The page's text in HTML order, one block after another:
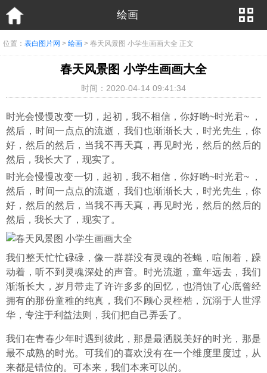
绘画
位置： 表白图片网 > 绘画 > 春天风景图 小学生画画大全 正文
春天风景图 小学生画画大全
时间：2020-04-14 09:41:34
时光会慢慢改变一切，起初，我不相信，你好哟~时光君~ ，
然后，时间一点点的流逝，我们也渐渐长大，时光先生，你
好，然后的然后，当我不再天真，再见时光，然后的然后的
然后，我长大了，现实了。
时光会慢慢改变一切，起初，我不相信，你好哟~时光君~ ，
然后，时间一点点的流逝，我们也渐渐长大，时光先生，你
好，然后的然后，当我不再天真，再见时光，然后的然后的
然后，我长大了，现实了。
我们整天忙忙碌碌，像一群群没有灵魂的苍蝇，喧闹着，躁
动着，听不到灵魂深处的声音。时光流逝，童年远去，我们
渐渐长大，岁月带走了许许多多的回忆，也消蚀了心底曾经
拥有的那份童稚的纯真，我们不顾心灵桎梏，沉溺于人世浮
华，专注于利益法则，我们把自己弄丢了。
我们在青春少年时遇到彼此，那是最洒脱美好的时光，那是
最不成熟的时光。可我们的喜欢没有在一个维度里度过，从
来都是错位的。可本来，我们本来可以的。